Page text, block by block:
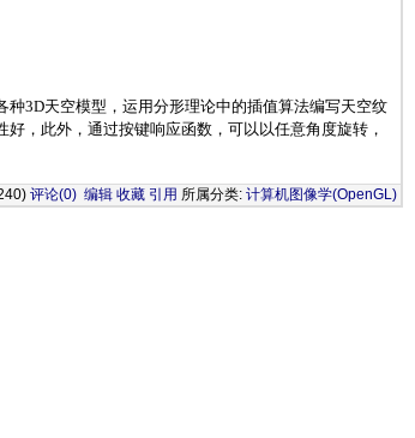
3D天空模型，运用分形理论中的插值算法编写天空纹
，此外，通过按键响应函数，可以以任意角度旋转，
评论(0) 编辑 收藏 引用 所属分类: 计算机图像学(OpenGL)